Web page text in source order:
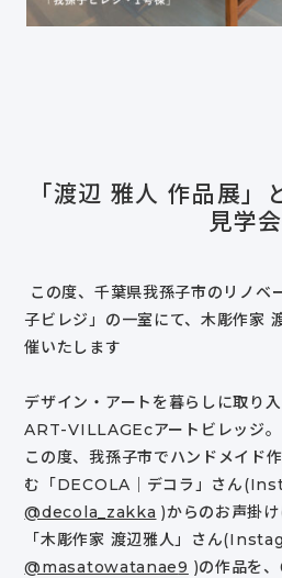
「渡辺 雅人 作品展」
見学会
この度、千葉県我孫子市のリノベ
子ビレジ」の一室にて、木彫作家
催いたします
デザイン・アートを暮らしに取り
ART-VILLAGEcアートビレッジ。
この度、我孫子市でハンドメイド
む「DECOLA｜デコラ」さん
@decola_zakka )からのお声掛け
「木彫作家 渡辺雅人」さん
@masatowatanae9 )の作品を